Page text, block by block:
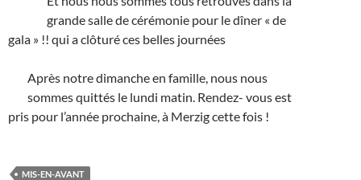
grande salle de cérémonie pour le dîner « de
gala » !! qui a clôturé ces belles journées
Après notre dimanche en famille, nous nous
sommes quittés le lundi matin. Rendez- vous est
pris pour l’année prochaine, à Merzig cette fois !
MIS-EN-AVANT